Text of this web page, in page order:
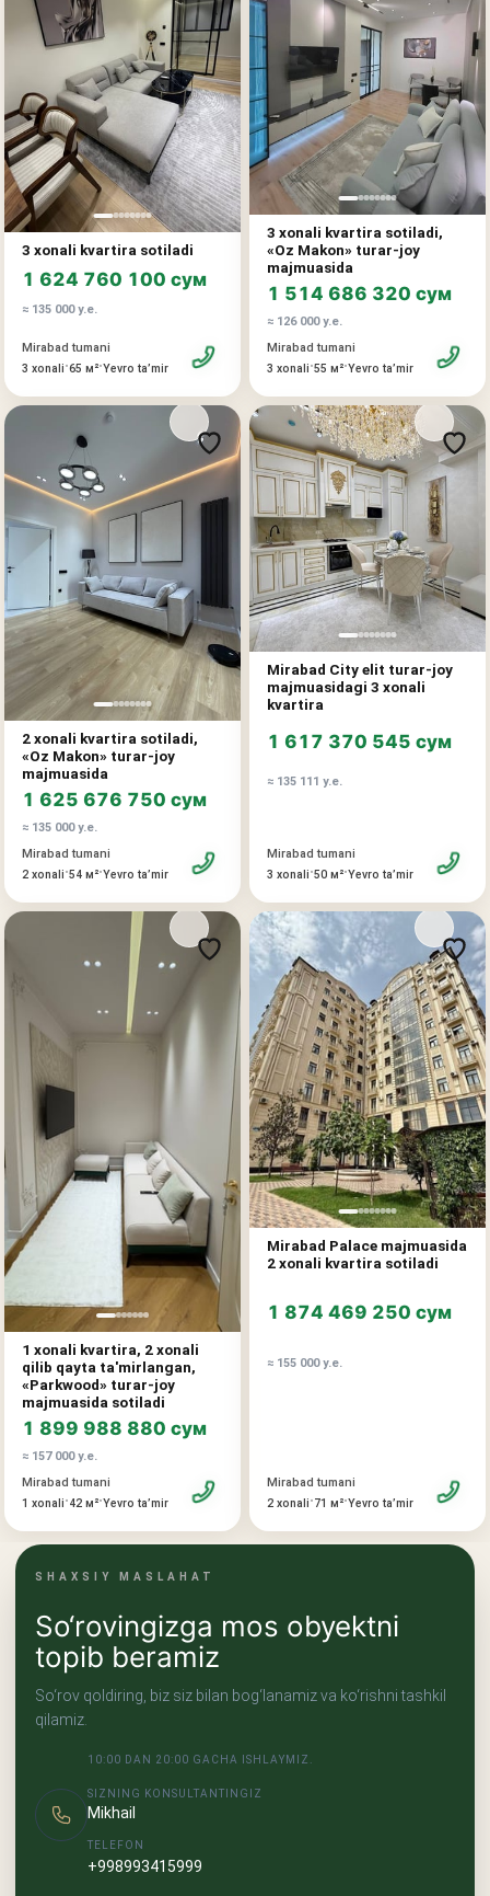
shaffofligini kafolatlaydi.
Tuman rivojlangan infratuzilmasi, qulay transport yo'llari va
qulay hayot uchun barcha zarur ob'ektlarga yaqinligi bilan
ajralib turadi. Townhouse funksional reja, o'z hovlisi va
Toshkentning talabgir tumanlaridan birida qulay joylashuvni
qidirayotganlar uchun ajoyib tanlov bo'ladi.
3 xonali kvartira sotiladi
1 624 760 100 сум
≈ 135 000 у.е.
Mirabad tumani
3 xonali•65 м²•Yevro taʼmir
3 xonali kvartira sotiladi,
«Oz Makon» turar-joy
majmuasida
1 514 686 320 сум
≈ 126 000 у.е.
Mirabad tumani
3 xonali•55 м²•Yevro taʼmir
2 xonali kvartira sotiladi,
«Oz Makon» turar-joy
majmuasida
1 625 676 750 сум
≈ 135 000 у.е.
Mirabad tumani
2 xonali•54 м²•Yevro taʼmir
Mirabad City elit turar-joy
majmuasidagi 3 xonali
kvartira
1 617 370 545 сум
≈ 135 111 у.е.
Mirabad tumani
3 xonali•50 м²•Yevro taʼmir
1 xonali kvartira, 2 xonali
qilib qayta ta'mirlangan,
«Parkwood» turar-joy
majmuasida sotiladi
1 899 988 880 сум
≈ 157 000 у.е.
Mirabad tumani
1 xonali•42 м²•Yevro taʼmir
Mirabad Palace majmuasida
2 xonali kvartira sotiladi
1 874 469 250 сум
≈ 155 000 у.е.
Mirabad tumani
2 xonali•71 м²•Yevro taʼmir
SHAXSIY MASLAHAT
So‘rovingizga mos obyektni
topib beramiz
So‘rov qoldiring, biz siz bilan bog‘lanamiz va ko‘rishni tashkil
qilamiz.
10:00 DAN 20:00 GACHA ISHLAYMIZ.
SIZNING KONSULTANTINGIZ
Mikhail
TELEFON
+998993415999